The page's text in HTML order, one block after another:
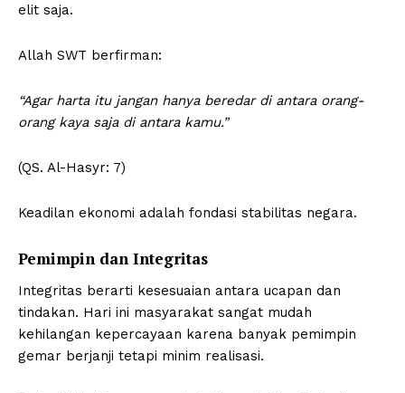
elit saja.
Allah SWT berfirman:
“Agar harta itu jangan hanya beredar di antara orang-
orang kaya saja di antara kamu.”
(QS. Al-Hasyr: 7)
Keadilan ekonomi adalah fondasi stabilitas negara.
Pemimpin dan Integritas
Integritas berarti kesesuaian antara ucapan dan
tindakan. Hari ini masyarakat sangat mudah
kehilangan kepercayaan karena banyak pemimpin
gemar berjanji tetapi minim realisasi.